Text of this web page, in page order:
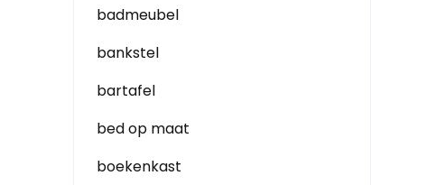
badmeubel
bankstel
bartafel
bed op maat
boekenkast